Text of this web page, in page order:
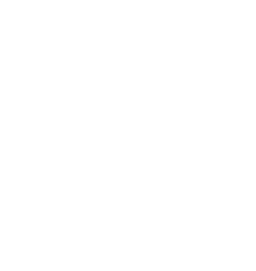
体技术水位。
程改进及测试自动化策略等知
与资源分配，在XXX版本中精
降低。输出的测试策略模板被团